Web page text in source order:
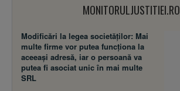
MONITORULJUSTITIEI.RO
Modificări la legea societăţilor: Mai
multe firme vor putea funcţiona la
aceeaşi adresă, iar o persoană va
putea fi asociat unic în mai multe
SRL